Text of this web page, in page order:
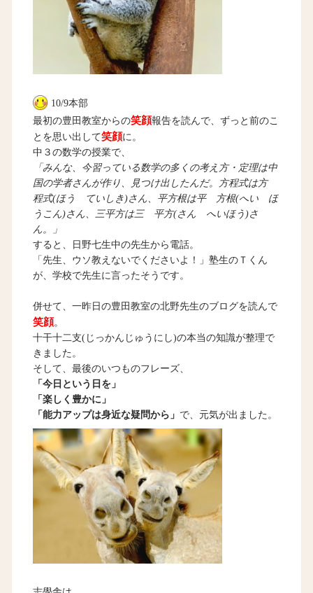
10/9本部
最初の豊田教室からの笑顔報告を読んで、ずっと前のこ
とを思い出して笑顔に。
中３の数学の授業で、
「みんな、今習っている数学の多くの考え方・定理は中
国の学者さんが作り、見つけ出したんだ。方程式は方
程式(ほう ていしき)さん、平方根は平 方根(へい ほ
うこん)さん、三平方は三 平方(さん へいほう)さ
ん。」
すると、日野七生中の先生から電話。
「先生、ウソ教えないでくださいよ！」塾生のＴくん
が、学校で先生に言ったそうです。
併せて、一昨日の豊田教室の北野先生のブログを読んで
笑顔。
十干十二支(じっかんじゅうにし)の本当の知識が整理で
きました。
そして、最後のいつものフレーズ、
「今日という日を」
「楽しく豊かに」
「能力アップは身近な疑問から」 で、元気が出ました。